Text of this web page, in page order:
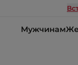
Мужчинам